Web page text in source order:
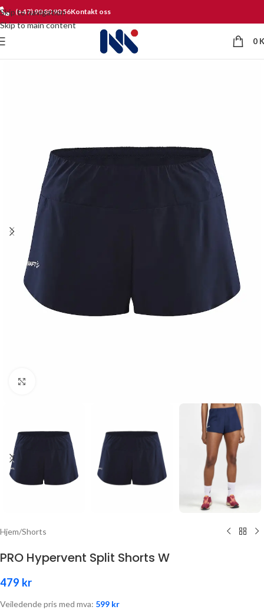
Skip to navigation
Skip to main content
(+47) 90 80 90 56Kontakt oss
0
Hjem/Shorts
PRO Hypervent Split Shorts W
479 kr
Veiledende pris med mva: 599 kr